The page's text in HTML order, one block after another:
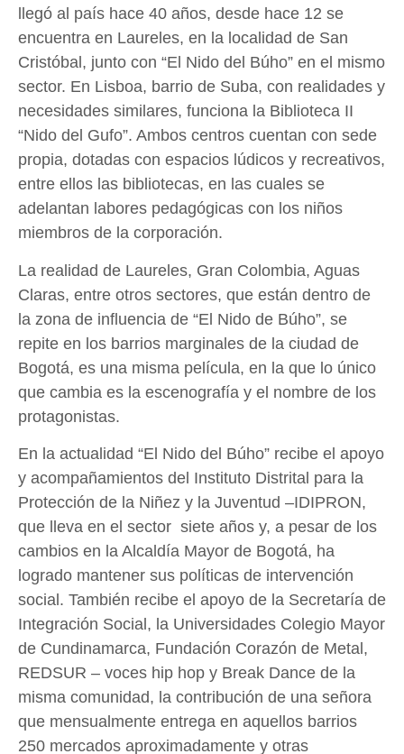
llegó al país hace 40 años, desde hace 12 se
encuentra en Laureles, en la localidad de San
Cristóbal, junto con “El Nido del Búho” en el mismo
sector. En Lisboa, barrio de Suba, con realidades y
necesidades similares, funciona la Biblioteca II
“Nido del Gufo”. Ambos centros cuentan con sede
propia, dotadas con espacios lúdicos y recreativos,
entre ellos las bibliotecas, en las cuales se
adelantan labores pedagógicas con los niños
miembros de la corporación.
La realidad de Laureles, Gran Colombia, Aguas
Claras, entre otros sectores, que están dentro de
la zona de influencia de “El Nido de Búho”, se
repite en los barrios marginales de la ciudad de
Bogotá, es una misma película, en la que lo único
que cambia es la escenografía y el nombre de los
protagonistas.
En la actualidad “El Nido del Búho” recibe el apoyo
y acompañamientos del Instituto Distrital para la
Protección de la Niñez y la Juventud –IDIPRON,
que lleva en el sector siete años y, a pesar de los
cambios en la Alcaldía Mayor de Bogotá, ha
logrado mantener sus políticas de intervención
social. También recibe el apoyo de la Secretaría de
Integración Social, la Universidades Colegio Mayor
de Cundinamarca, Fundación Corazón de Metal,
REDSUR – voces hip hop y Break Dance de la
misma comunidad, la contribución de una señora
que mensualmente entrega en aquellos barrios
250 mercados aproximadamente y otras